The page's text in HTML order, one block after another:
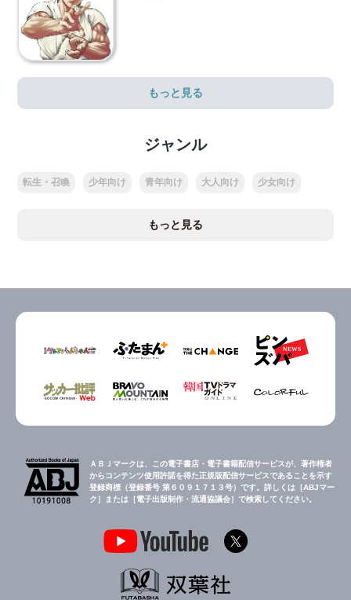
もっと見る
ジャンル
転生・召喚 少年向け 青年向け 大人向け 少女向け
もっと見る
ＡＢＪマークは、この電子書店・電子書籍配信サービスが、著作権者
からコンテンツ使用許諾を得た正規版配信サービスであることを示す
登録商標（登録番号 第６０９１７１３号）です。詳しくは［ABJマー
ク］または［電子出版制作・流通協議会］で検索してください。